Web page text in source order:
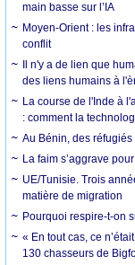
main basse sur l’IA
Moyen-Orient : les
conflit
Il n'y a de lien que
des liens humains à
La course de l'Inde à
: comment la
Au Bénin, des
La faim s’aggrave
UE/Tunisie. Trois
matière de migration
Pourquoi respire-t-on
« En tout cas, ce
130 chasseurs de